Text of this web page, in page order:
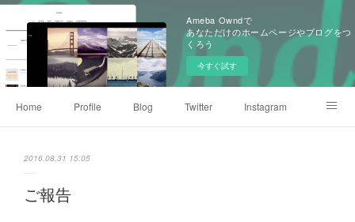
Ameba Owndで
あなただけのホームページやブログをつ
くろう
今すぐ試す
Home Profile Blog Twitter Instagram
2016.08.31 15:05
ご報告